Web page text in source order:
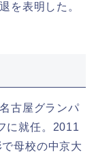
を表明した。
古屋グランパ
に就任。2011
母校の中京大